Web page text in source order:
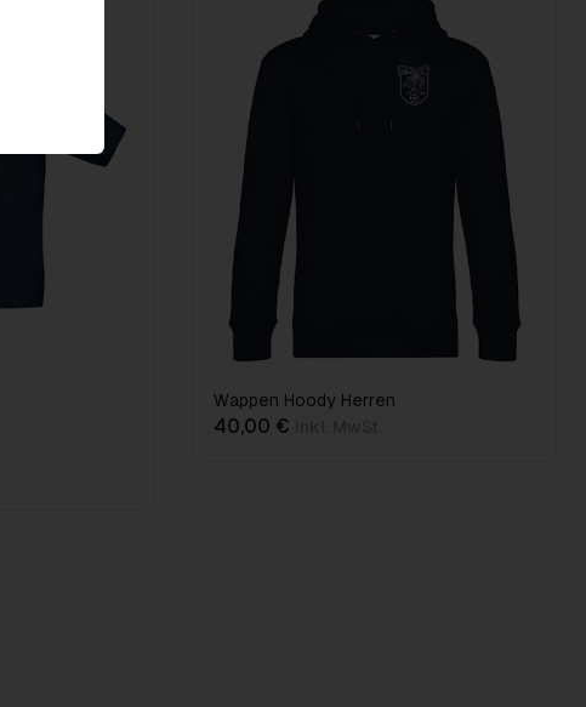
Wappen Hoody Herren
40,00 €